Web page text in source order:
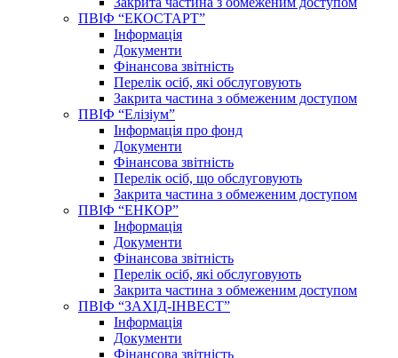
ПВІФ “ЕКОСТАРТ”
Інформація
Документи
Фінансова звітність
Перелік осіб, які обслуговують
Закрита частина з обмеженим доступом
ПВІФ “Елізіум”
Інформація про фонд
Документи
Фінансова звітність
Перелік осіб, що обслуговують
Закрита частина з обмеженим доступом
ПВІФ “ЕНКОР”
Інформація
Документи
Фінансова звітність
Перелік осіб, які обслуговують
Закрита частина з обмеженим доступом
ПВІФ “ЗАХІД-ІНВЕСТ”
Інформація
Документи
Фінансова звітність